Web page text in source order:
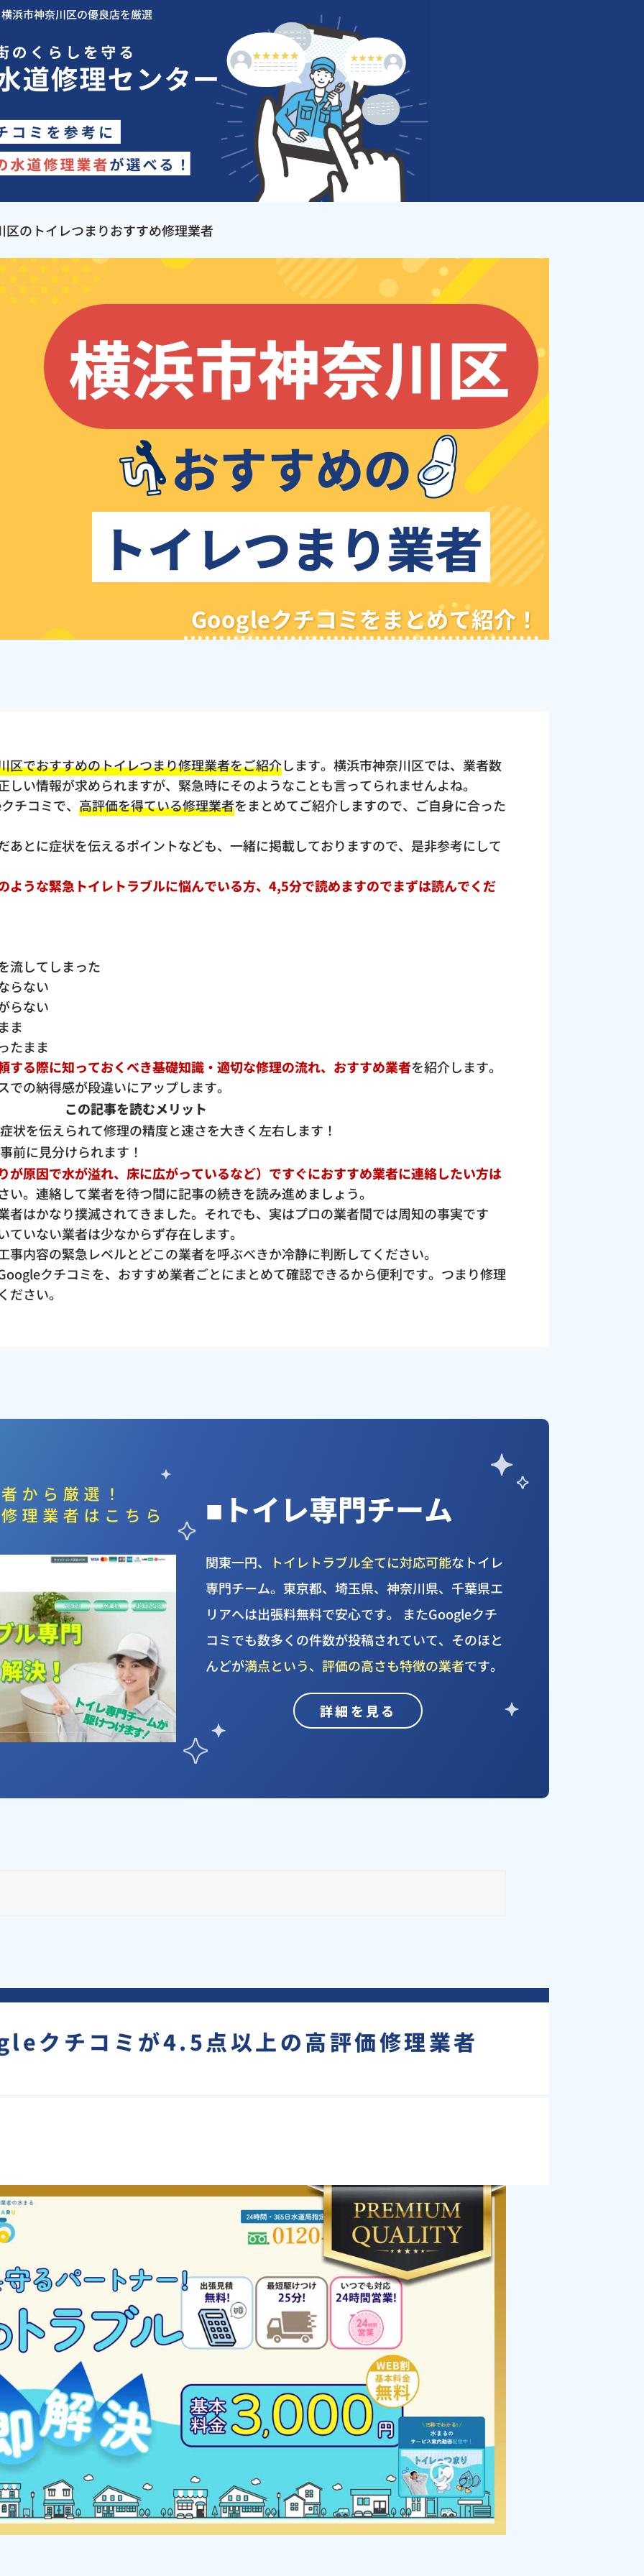
浜市神奈川区の優良店を厳選
区のトイレつまりおすすめ修理業者
横浜市神奈川区
おすすめの
トイレつまり業者
Googleクチコミをまとめて紹介！
区でおすすめのトイレつまり修理業者をご紹介します。横浜市神奈川区では、業者数
い情報が求められますが、緊急時にそのようなことも言ってられませんよね。
チコミで、 高評価を得ている修理業者をまとめてご紹介しますので、ご自身に合った
あとに症状を伝えるポイントなども、一緒に掲載しておりますので、是非参考にして
ような緊急トイレトラブルに悩んでいる方、4,5分で読めますのでまずは読んでくだ
流してしまった
らない
らない
ま
たまま
する際に知っておくべき基礎知識・適切な修理の流れ、おすすめ業者を紹介します。
の納得感が段違いにアップします。
この記事を読むメリット
状を伝えられて修理の精度と速さを大きく左右します！
前に見分けられます！
が原因で水が溢れ、床に広がっているなど）ですぐにおすすめ業者に連絡したい方は
い。連絡して業者を待つ間に記事の続きを読み進めましょう。
者はかなり撲滅されてきました。それでも、実はプロの業者間では周知の事実です
いない業者は少なからず存在します。
内容の緊急レベルとどこの業者を呼ぶべきか冷静に判断してください。
クチコミを、おすすめ業者ごとにまとめて確認できるから便利です。つまり修理
さい。
■トイレ専門チーム
関東一円、 トイレトラブル全てに対応可能なトイレ
専門チーム。東京都、埼玉県、神奈川県、千葉県エ
リアへは出張料無料で安心です。 またGoogleクチ
コミでも数多くの件数が投稿されていて、そのほと
んどが満点という、評価の高さも特徴の業者です。
詳細を見る
クチコミが4.5点以上の高評価修理業者